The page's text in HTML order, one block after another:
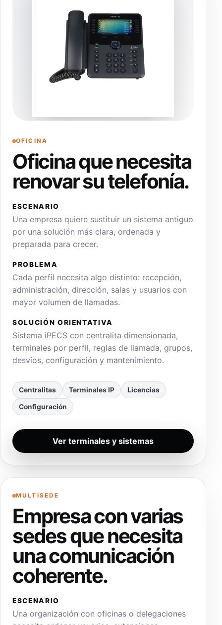
OFICINA
Oficina que necesita
renovar su telefonía.
ESCENARIO
Una empresa quiere sustituir un sistema antiguo
por una solución más clara, ordenada y
preparada para crecer.
PROBLEMA
Cada perfil necesita algo distinto: recepción,
administración, dirección, salas y usuarios con
mayor volumen de llamadas.
SOLUCIÓN ORIENTATIVA
Sistema iPECS con centralita dimensionada,
terminales por perfil, reglas de llamada, grupos,
desvíos, configuración y mantenimiento.
Centralitas Terminales IP Licencias
Configuración
Ver terminales y sistemas
MULTISEDE
Empresa con varias
sedes que necesita
una comunicación
coherente.
ESCENARIO
Una organización con oficinas o delegaciones